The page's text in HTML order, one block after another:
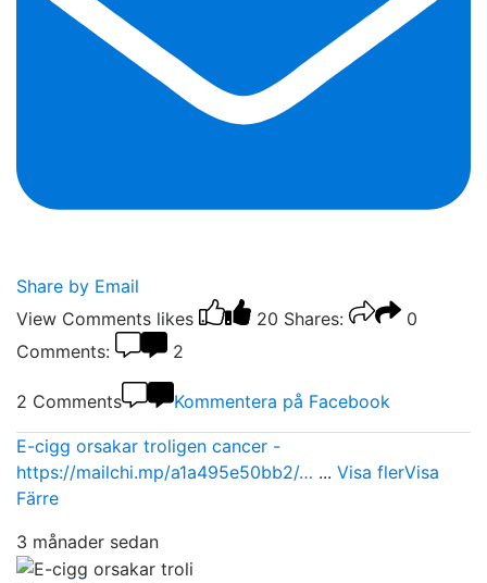
Share by Email
View Comments likes 20 Shares:
0
Comments:
2
2 Comments Kommentera på Facebook
E-cigg orsakar troligen cancer -
https://mailchi.mp/a1a495e50bb2/… ... Visa flerVisa
Färre
3 månader sedan